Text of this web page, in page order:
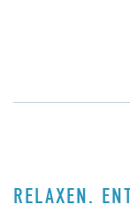
RELAXEN.